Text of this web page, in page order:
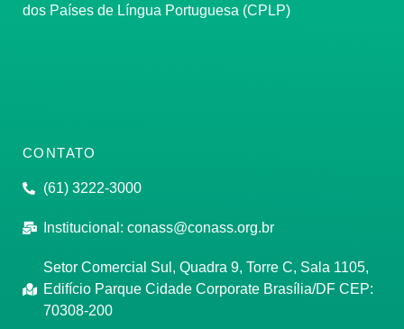
dos Países de Língua Portuguesa (CPLP)
CONTATO
(61) 3222-3000
Institucional: conass@conass.org.br
Setor Comercial Sul, Quadra 9, Torre C, Sala 1105,
Edifício Parque Cidade Corporate Brasília/DF CEP:
70308-200